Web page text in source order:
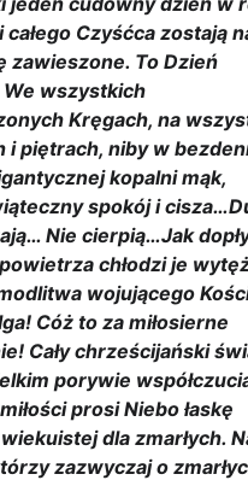
Czyśćca zostają
zawieszone. To Dzień
We wszystkich
Kręgach, na
i piętrach, niby w
kopalni mąk,
spokój i
Nie cierpią…Jak
chłodzi je
wojującego
Cóż to za miłosierne
Cały chrześcijański
porywie
prosi Niebo łaskę
dla zmarłych.
zazwyczaj o